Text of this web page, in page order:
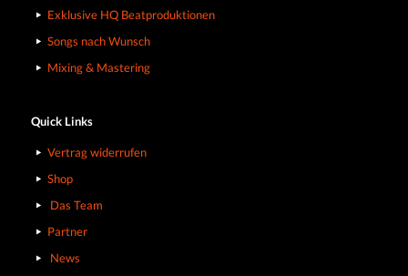
Exklusive HQ Beatproduktionen
Songs nach Wunsch
Mixing & Mastering
Quick Links
Vertrag widerrufen
Shop
Das Team
Partner
News